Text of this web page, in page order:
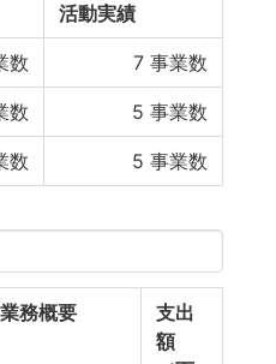
活動実績
数 7 事業数
数 5 事業数
数 5 事業数
業務概要
支出
額